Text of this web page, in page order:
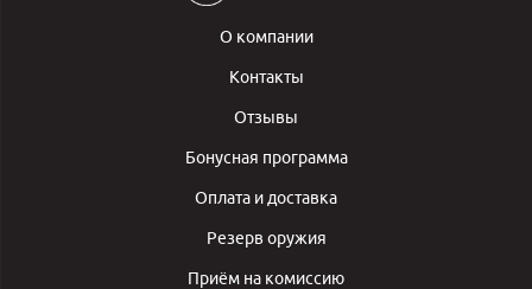
О компании
Контакты
Отзывы
Бонусная программа
Оплата и доставка
Резерв оружия
Приём на комиссию